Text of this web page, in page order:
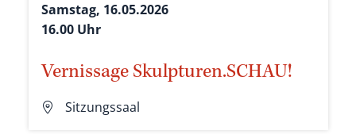
Samstag, 16.05.2026
16.00 Uhr
Vernissage Skulpturen.SCHAU!
Sitzungssaal